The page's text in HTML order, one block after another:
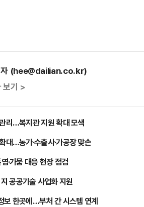
자 (hee@dailian.co.kr)
보기 >
리…복지관 지원 확대 모색
대…농가·수출사·가공장 맞손
·가뭄 대응 현장 점검
공공기술 사업화 지원
보 한곳에…부처 간 시스템 연계